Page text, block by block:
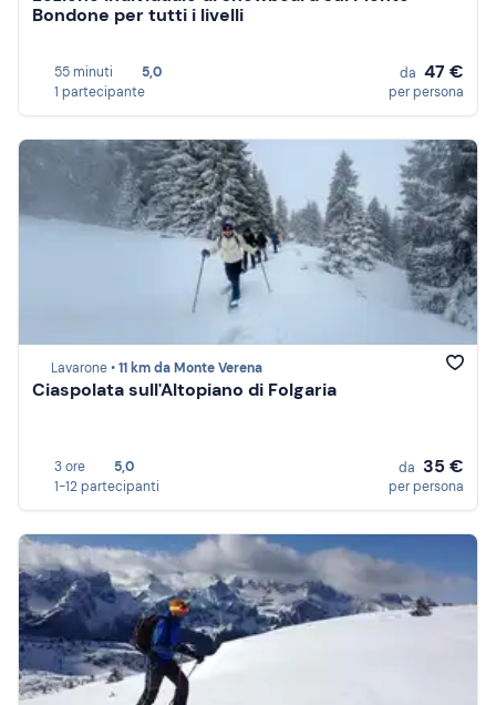
Bondone per tutti i livelli
55 minuti
5,0
1 partecipante
da 47 €
per persona
Lavarone •11 km da Monte Verena
Ciaspolata sull'Altopiano di Folgaria
3 ore
5,0
1-12 partecipanti
da 35 €
per persona